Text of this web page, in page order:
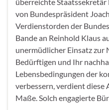
von Bundespräsident
Verdienstorden der
Bande an Reinhold Klaus
unermüdlicher Einsatz zur
Bedürftigen und Ihr
Lebensbedingungen der
verbessern, verdient diese
Maße. Solch engagierte